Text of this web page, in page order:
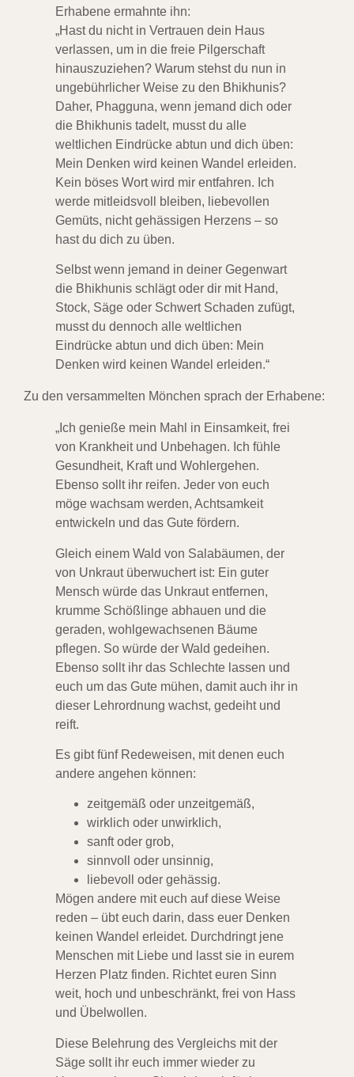
Erhabene ermahnte ihn:
„Hast du nicht in Vertrauen dein Haus
verlassen, um in die freie Pilgerschaft
hinauszuziehen? Warum stehst du nun in
ungebührlicher Weise zu den Bhikhunis?
Daher, Phagguna, wenn jemand dich oder
die Bhikhunis tadelt, musst du alle
weltlichen Eindrücke abtun und dich üben:
Mein Denken wird keinen Wandel erleiden.
Kein böses Wort wird mir entfahren. Ich
werde mitleidsvoll bleiben, liebevollen
Gemüts, nicht gehässigen Herzens – so
hast du dich zu üben.
Selbst wenn jemand in deiner Gegenwart
die Bhikhunis schlägt oder dir mit Hand,
Stock, Säge oder Schwert Schaden zufügt,
musst du dennoch alle weltlichen
Eindrücke abtun und dich üben: Mein
Denken wird keinen Wandel erleiden.“
Zu den versammelten Mönchen sprach der Erhabene:
„Ich genieße mein Mahl in Einsamkeit, frei
von Krankheit und Unbehagen. Ich fühle
Gesundheit, Kraft und Wohlergehen.
Ebenso sollt ihr reifen. Jeder von euch
möge wachsam werden, Achtsamkeit
entwickeln und das Gute fördern.
Gleich einem Wald von Salabäumen, der
von Unkraut überwuchert ist: Ein guter
Mensch würde das Unkraut entfernen,
krumme Schößlinge abhauen und die
geraden, wohlgewachsenen Bäume
pflegen. So würde der Wald gedeihen.
Ebenso sollt ihr das Schlechte lassen und
euch um das Gute mühen, damit auch ihr in
dieser Lehrordnung wachst, gedeiht und
reift.
Es gibt fünf Redeweisen, mit denen euch
andere angehen können:
zeitgemäß oder unzeitgemäß,
wirklich oder unwirklich,
sanft oder grob,
sinnvoll oder unsinnig,
liebevoll oder gehässig.
Mögen andere mit euch auf diese Weise
reden – übt euch darin, dass euer Denken
keinen Wandel erleidet. Durchdringt jene
Menschen mit Liebe und lasst sie in eurem
Herzen Platz finden. Richtet euren Sinn
weit, hoch und unbeschränkt, frei von Hass
und Übelwollen.
Diese Belehrung des Vergleichs mit der
Säge sollt ihr euch immer wieder zu